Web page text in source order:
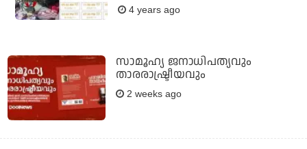
4 years ago
സാമൂഹ്യ ജനാധിപത്യവും
താരരാഷ്ട്രീയവും
2 weeks ago